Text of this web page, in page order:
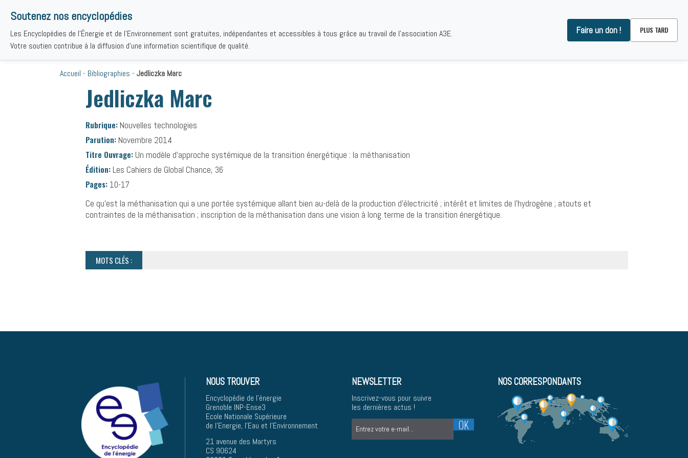
THÉMATIQUES AUTEURS INSTITUTIONS BIBLIOGRAPHIES QUI SOMMES-NOUS ?
Accueil - Bibliographies - Jedliczka Marc
Jedliczka Marc
Rubrique: Nouvelles technologies
Parution: Novembre 2014
Titre Ouvrage: Un modèle d’approche systémique de la transition énergétique : la méthanisation
Édition: Les Cahiers de Global Chance, 36
Pages: 10-17
Ce qu’est la méthanisation qui a une portée systémique allant bien au-delà de la production d’électricité ; intérêt et limites de l’hydrogène ; atouts et
contraintes de la méthanisation ; inscription de la méthanisation dans une vision à long terme de la transition énergétique.
MOTS CLÉS :
NOUS TROUVER
Encyclopédie de l'énergie
Grenoble INP-Ense3
Ecole Nationale Supérieure
de l'Energie, l'Eau et l'Environnement
21 avenue des Martyrs
CS 90624
NEWSLETTER
Inscrivez-vous pour suivre
les dernières actus !
NOS CORRESPONDANTS
Soutenez nos encyclopédies
Les Encyclopédies de l'Énergie et de l'Environnement sont gratuites, indépendantes et accessibles à tous grâce au travail de l'association A3E.
Votre soutien contribue à la diffusion d'une information scientifique de qualité.
Faire un don ! PLUS TARD